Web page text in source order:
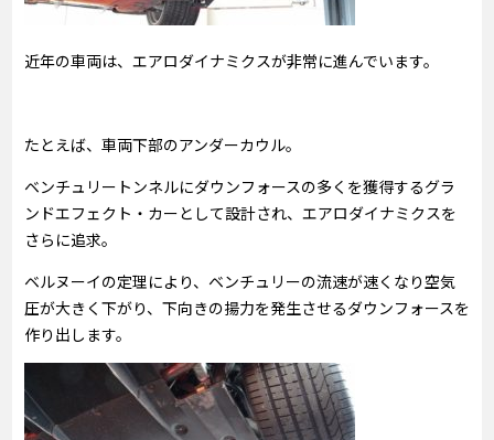
近年の車両は、エアロダイナミクスが非常に進んでいます。
たとえば、車両下部のアンダーカウル。
ベンチュリートンネルにダウンフォースの多くを獲得するグラ
ンドエフェクト・カーとして設計され、エアロダイナミクスを
さらに追求。
ベルヌーイの定理により、ベンチュリーの流速が速くなり空気
圧が大きく下がり、下向きの揚力を発生させるダウンフォースを
作り出します。